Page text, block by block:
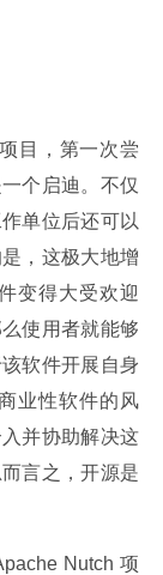
目，第一次尝
个启迪。不仅
单位后还可以
，这极大地增
变得大受欢迎
使用者就能够
软件开展自身
业性软件的风
并协助解决这
言之，开源是
Nutch 项